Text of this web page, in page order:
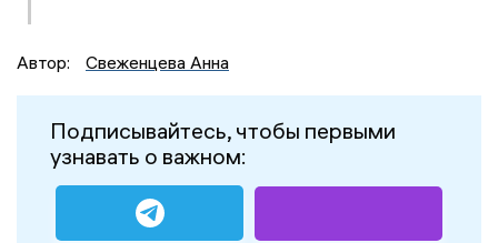
Автор: Свеженцева Анна
Подписывайтесь, чтобы первыми
узнавать о важном: